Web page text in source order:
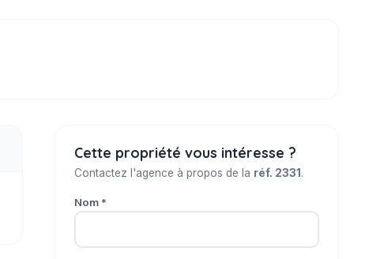
Cette propriété vous intéresse ?
Contactez l'agence à propos de la réf. 2331 .
Nom *